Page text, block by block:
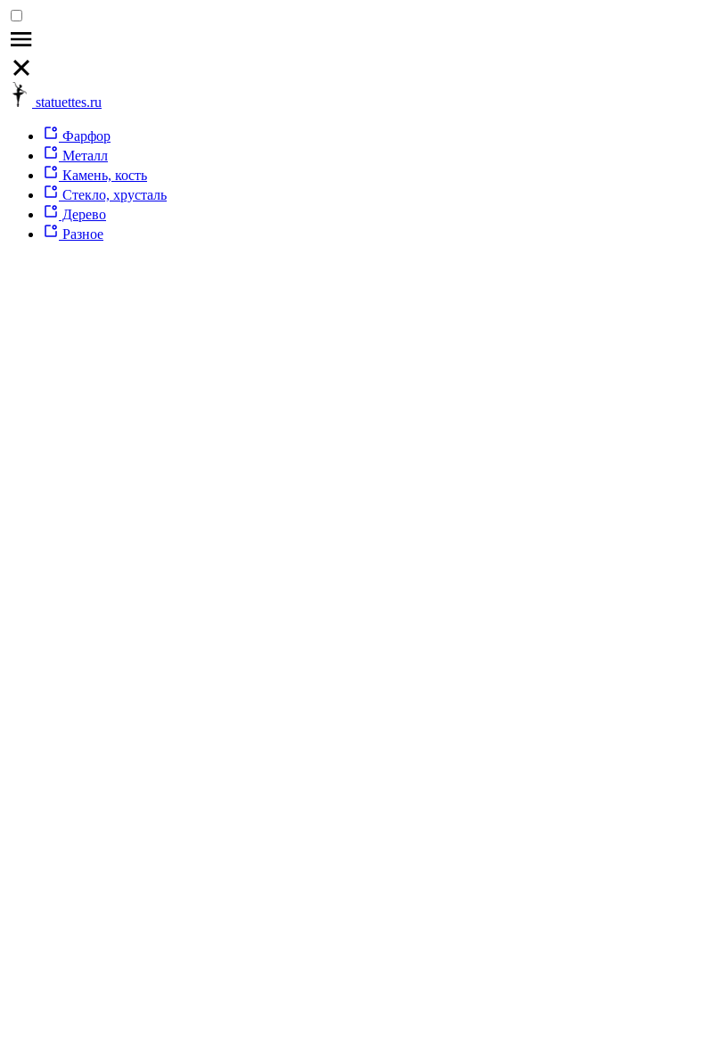
statuettes.ru
Фарфор
Металл
Камень, кость
Стекло, хрусталь
Дерево
Разное